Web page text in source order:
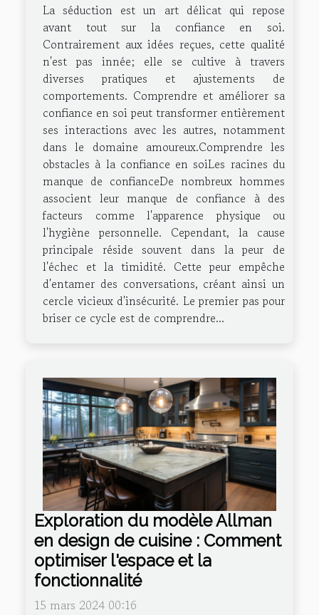
La séduction est un art délicat qui repose
avant tout sur la confiance en soi.
Contrairement aux idées reçues, cette qualité
n'est pas innée; elle se cultive à travers
diverses pratiques et ajustements de
comportements. Comprendre et améliorer sa
confiance en soi peut transformer entièrement
ses interactions avec les autres, notamment
dans le domaine amoureux.Comprendre les
obstacles à la confiance en soiLes racines du
manque de confianceDe nombreux hommes
associent leur manque de confiance à des
facteurs comme l'apparence physique ou
l'hygiène personnelle. Cependant, la cause
principale réside souvent dans la peur de
l'échec et la timidité. Cette peur empêche
d'entamer des conversations, créant ainsi un
cercle vicieux d'insécurité. Le premier pas pour
briser ce cycle est de comprendre...
Exploration du modèle Allman
en design de cuisine : Comment
optimiser l'espace et la
fonctionnalité
15 mars 2024 00:16